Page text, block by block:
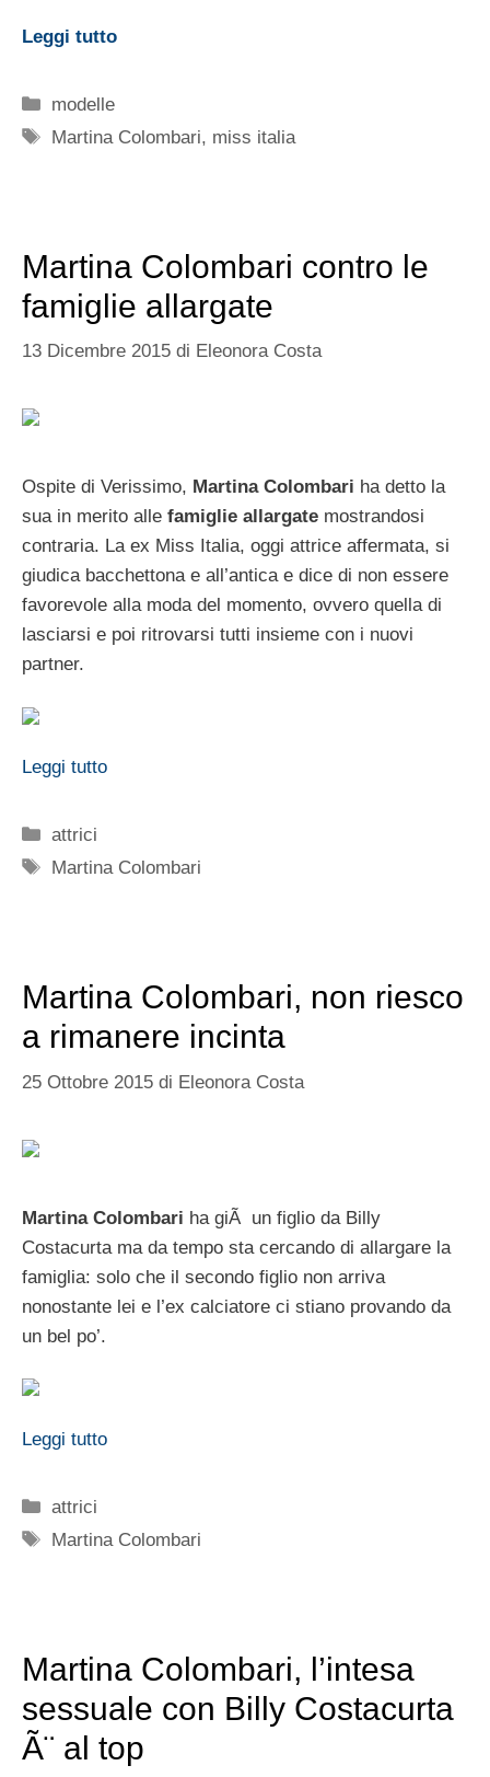
Leggi tutto
Categorie
modelle
Tag
Martina Colombari, miss italia
Martina Colombari contro le
famiglie allargate
13 Dicembre 2015 di Eleonora Costa
Ospite di Verissimo, Martina Colombari ha detto la
sua in merito alle famiglie allargate mostrandosi
contraria. La ex Miss Italia, oggi attrice affermata, si
giudica bacchettona e all’antica e dice di non essere
favorevole alla moda del momento, ovvero quella di
lasciarsi e poi ritrovarsi tutti insieme con i nuovi
partner.
Leggi tutto
Categorie
attrici
Tag
Martina Colombari
Martina Colombari, non riesco
a rimanere incinta
25 Ottobre 2015 di Eleonora Costa
Martina Colombari ha giÃ un figlio da Billy
Costacurta ma da tempo sta cercando di allargare la
famiglia: solo che il secondo figlio non arriva
nonostante lei e l’ex calciatore ci stiano provando da
un bel po’.
Leggi tutto
Categorie
attrici
Tag
Martina Colombari
Martina Colombari, l’intesa
sessuale con Billy Costacurta
Ã¨ al top